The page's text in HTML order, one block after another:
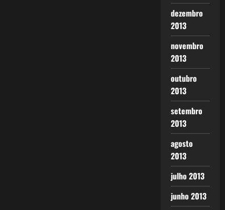
dezembro
2013
novembro
2013
outubro
2013
setembro
2013
agosto
2013
julho 2013
junho 2013